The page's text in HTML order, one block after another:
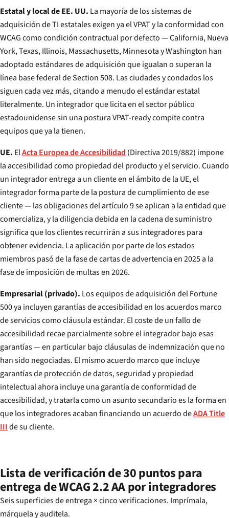
Estatal y local de EE. UU. La mayoría de los sistemas de
adquisición de TI estatales exigen ya el VPAT y la conformidad con
WCAG como condición contractual por defecto — California, Nueva
York, Texas, Illinois, Massachusetts, Minnesota y Washington han
adoptado estándares de adquisición que igualan o superan la
línea base federal de Section 508. Las ciudades y condados los
siguen cada vez más, citando a menudo el estándar estatal
literalmente. Un integrador que licita en el sector público
estadounidense sin una postura VPAT-ready compite contra
equipos que ya la tienen.
UE. ElActa Europea de Accesibilidad (Directiva 2019/882) impone
la accesibilidad como propiedad del producto y el servicio. Cuando
un integrador entrega a un cliente en el ámbito de la UE, el
integrador forma parte de la postura de cumplimiento de ese
cliente — las obligaciones del artículo 9 se aplican a la entidad que
comercializa, y la diligencia debida en la cadena de suministro
significa que los clientes recurrirán a sus integradores para
obtener evidencia. La aplicación por parte de los estados
miembros pasó de la fase de cartas de advertencia en 2025 a la
fase de imposición de multas en 2026.
Empresarial (privado). Los equipos de adquisición del Fortune
500 ya incluyen garantías de accesibilidad en los acuerdos marco
de servicios como cláusula estándar. El coste de un fallo de
accesibilidad recae parcialmente sobre el integrador bajo esas
garantías — en particular bajo cláusulas de indemnización que no
han sido negociadas. El mismo acuerdo marco que incluye
garantías de protección de datos, seguridad y propiedad
intelectual ahora incluye una garantía de conformidad de
accesibilidad, y tratarla como un asunto secundario es la forma en
que los integradores acaban financiando un acuerdo deADA Title
IIIde su cliente.
Lista de verificación de 30 puntos para
entrega de WCAG 2.2 AA por integradores
Seis superficies de entrega × cinco verificaciones. Imprímala,
márquela y auditela.